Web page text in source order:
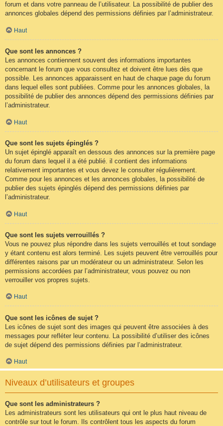
forum et dans votre panneau de l’utilisateur. La possibilité de publier des
annonces globales dépend des permissions définies par l’administrateur.
Haut
Que sont les annonces ?
Les annonces contiennent souvent des informations importantes
concernant le forum que vous consultez et doivent être lues dès que
possible. Les annonces apparaissent en haut de chaque page du forum
dans lequel elles sont publiées. Comme pour les annonces globales, la
possibilité de publier des annonces dépend des permissions définies par
l’administrateur.
Haut
Que sont les sujets épinglés ?
Un sujet épinglé apparaît en dessous des annonces sur la première page
du forum dans lequel il a été publié. il contient des informations
relativement importantes et vous devez le consulter régulièrement.
Comme pour les annonces et les annonces globales, la possibilité de
publier des sujets épinglés dépend des permissions définies par
l’administrateur.
Haut
Que sont les sujets verrouillés ?
Vous ne pouvez plus répondre dans les sujets verrouillés et tout sondage
y étant contenu est alors terminé. Les sujets peuvent être verrouillés pour
différentes raisons par un modérateur ou un administrateur. Selon les
permissions accordées par l’administrateur, vous pouvez ou non
verrouiller vos propres sujets.
Haut
Que sont les icônes de sujet ?
Les icônes de sujet sont des images qui peuvent être associées à des
messages pour refléter leur contenu. La possibilité d’utiliser des icônes
de sujet dépend des permissions définies par l’administrateur.
Haut
Niveaux d’utilisateurs et groupes
Que sont les administrateurs ?
Les administrateurs sont les utilisateurs qui ont le plus haut niveau de
contrôle sur tout le forum. Ils contrôlent tous les aspects du forum